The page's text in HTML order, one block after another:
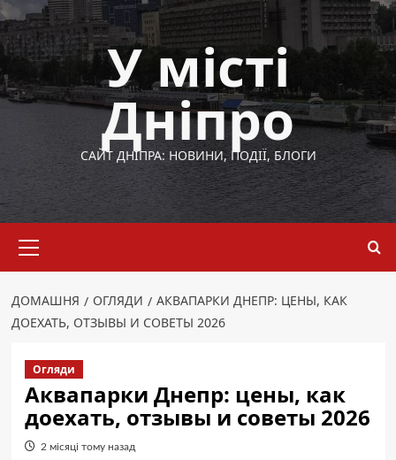
Перейти
до
вмісту
У місті
Дніпро
САЙТ ДНІПРА: НОВИНИ, ПОДІЇ, БЛОГИ
меню
ДОМАШНЯ ОГЛЯДИ
АКВАПАРКИ ДНЕПР: ЦЕНЫ, КАК
ДОЕХАТЬ, ОТЗЫВЫ И СОВЕТЫ 2026
Огляди
Аквапарки Днепр: цены, как
доехать, отзывы и советы 2026
2 місяці тому назад